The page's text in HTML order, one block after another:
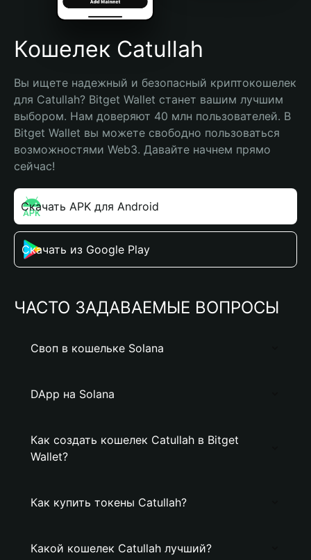
Español (Argentina)
Кошелек Catullah
Вы ищете надежный и безопасный криптокошелек
для Catullah? Bitget Wallet станет вашим лучшим
выбором. Нам доверяют 40 млн пользователей. В
Bitget Wallet вы можете свободно пользоваться
возможностями Web3. Давайте начнем прямо
сейчас!
Скачать APK для Android
Скачать из Google Play
ЧАСТО ЗАДАВАЕМЫЕ ВОПРОСЫ
Своп в кошельке Solana
DApp на Solana
Как создать кошелек Catullah в Bitget
Wallet?
Как купить токены Catullah?
Какой кошелек Catullah лучший?